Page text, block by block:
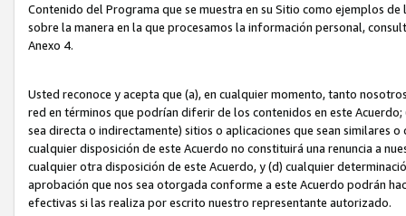
Contenido del Programa que se muestra en su Sitio como ejemplos
sobre la manera en la que procesamos la información personal,
Anexo 4.
Usted reconoce y acepta que (a), en cualquier momento, tanto
red en términos que podrían diferir de los contenidos en este
sea directa o indirectamente) sitios o aplicaciones que sean similares
cualquier disposición de este Acuerdo no constituirá una renuncia a
cualquier otra disposición de este Acuerdo, y (d) cualquier
aprobación que nos sea otorgada conforme a este Acuerdo podrán
efectivas si las realiza por escrito nuestro representante autorizado.